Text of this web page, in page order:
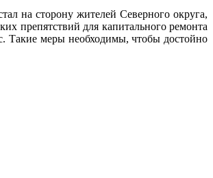
на сторону жителей Северного округа,
препятствий для капитального ремонта
Такие меры необходимы, чтобы достойно